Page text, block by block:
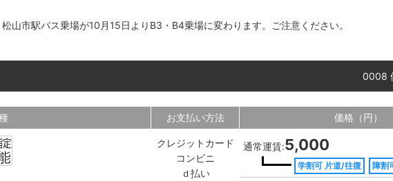
山市駅バス乗場が10月15日よりB3・B4乗場に変わります。ご注意ください。
0008
お支払い方法
クレジットカード
コンビニ
ｄ払い
価格（円）
通常運賃:5,000
学割可 片道/往復 障割